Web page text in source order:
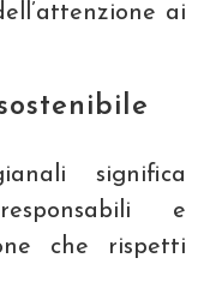
ai
significa
e
che rispetti